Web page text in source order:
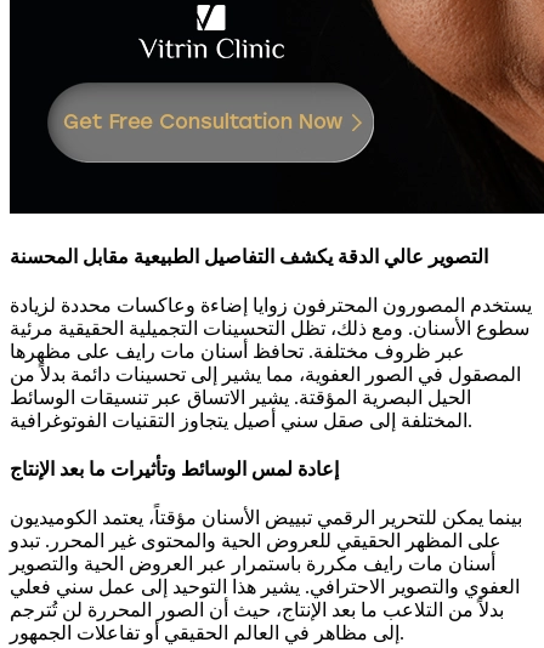
التصوير عالي الدقة يكشف التفاصيل الطبيعية مقابل المحسنة
يستخدم المصورون المحترفون زوايا إضاءة وعاكسات محددة لزيادة
سطوع الأسنان. ومع ذلك، تظل التحسينات التجميلية الحقيقية مرئية
عبر ظروف مختلفة. تحافظ أسنان مات رايف على مظهرها
المصقول في الصور العفوية، مما يشير إلى تحسينات دائمة بدلاً من
الحيل البصرية المؤقتة. يشير الاتساق عبر تنسيقات الوسائط
المختلفة إلى صقل سني أصيل يتجاوز التقنيات الفوتوغرافية.
إعادة لمس الوسائط وتأثيرات ما بعد الإنتاج
بينما يمكن للتحرير الرقمي تبييض الأسنان مؤقتاً، يعتمد الكوميديون
على المظهر الحقيقي للعروض الحية والمحتوى غير المحرر. تبدو
أسنان مات رايف مكررة باستمرار عبر العروض الحية والتصوير
العفوي والتصوير الاحترافي. يشير هذا التوحيد إلى عمل سني فعلي
بدلاً من التلاعب ما بعد الإنتاج، حيث أن الصور المحررة لن تُترجم
إلى مظاهر في العالم الحقيقي أو تفاعلات الجمهور.